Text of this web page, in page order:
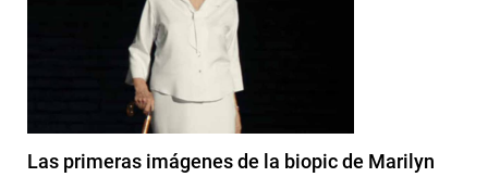
Las primeras imágenes de la biopic de Marilyn